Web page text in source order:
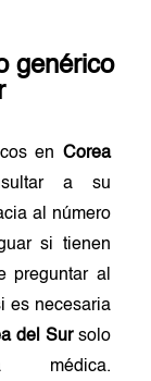
genérico
en Corea
a su
al número
si tienen
preguntar al
es necesaria
del Sursolo